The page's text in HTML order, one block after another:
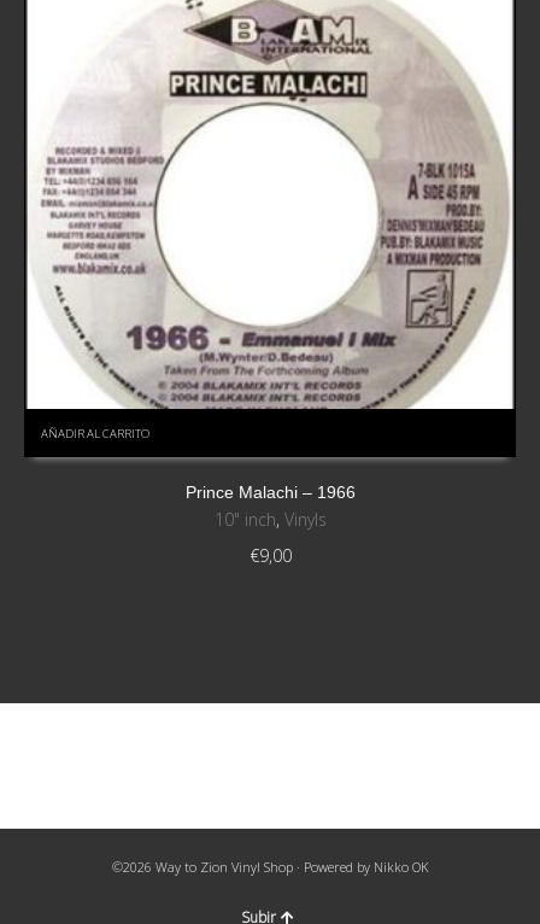
AÑADIR AL CARRITO
Prince Malachi – 1966
10" inch, Vinyls
€9,00
©2026 Way to Zion Vinyl Shop · Powered by Nikko OK
Subir